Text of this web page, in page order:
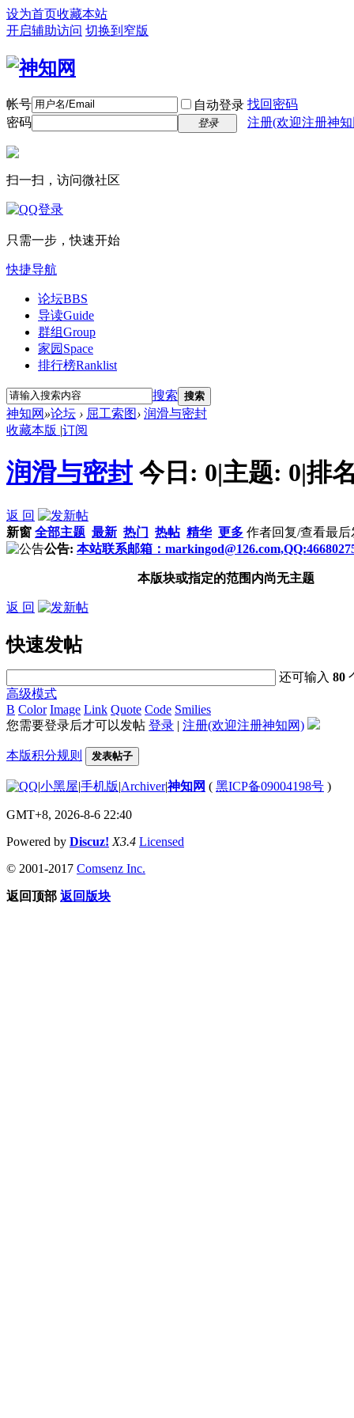
设为首页收藏本站
开启辅助访问 切换到窄版
帐号 自动登录 找回密码
密码
登录 注册(欢迎注册神
扫一扫，访问微社区
只需一步，快速开始
快捷导航
论坛BBS
导读Guide
群组Group
家园 Space
排行榜Ranklist
搜索 搜索
神知网 »论坛 › 屈工索图› 润滑与密封
收藏本版 |订阅
润滑与密封 今日: 0|主题: 0|排
返 回
新窗 全部主题 最新 热门 热帖 精华 更多 作者回复/查看最后
公告: 本站联系邮箱：
本版块或指定的范围内尚无主题
返 回
快速发帖
还可输入80
高级模式
B Color Image Link Quote Code Smilies
您需要登录后才可以发帖 登录 | 注册(欢迎注册神知网)
本版积分规则 发表帖子
|小黑屋|手机版|Archiver|神知网 ( 黑ICP备09004198号 )
GMT+8, 2026-8-6 22:40
Powered by Discuz! X3.4 Licensed
© 2001-2017 Comsenz Inc.
返回顶部 返回版块